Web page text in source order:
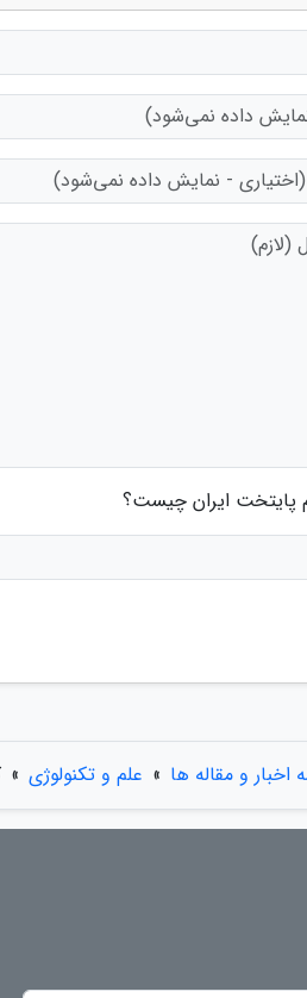
پایتخت ایران چیست؟
اخبار و مقاله ها » علم و تکنولوژی »